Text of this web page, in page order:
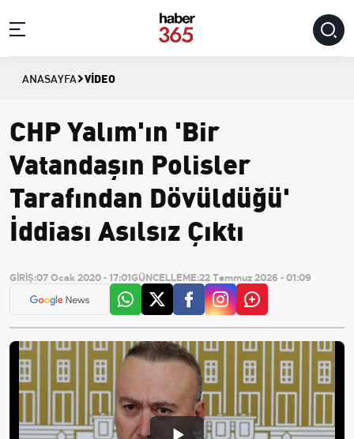
ANASAYFA VIDEO
CHP Yalım'ın 'Bir
Vatandaşın Polisler
Tarafından Dövüldüğü'
İddiası Asılsız Çıktı
GİRİŞ:07 Ocak 2020 - 17:01GÜNCELLEME:22 Temmuz 2026 - 01:09